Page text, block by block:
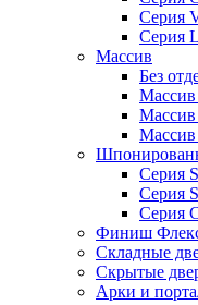
Серия
Серия
Массив
Без
Серия
Серия
Серия
Финиш
Складные
Скрытые
Арки и